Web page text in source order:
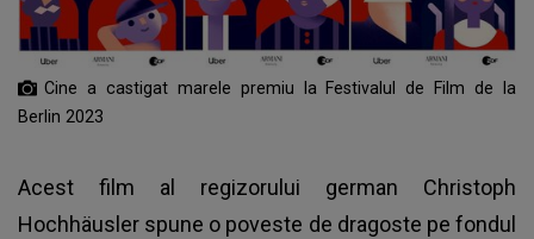
Cine a castigat marele premiu la Festivalul de Film de la
Berlin 2023
Acest film al regizorului german Christoph
Hochhäusler spune o poveste de dragoste pe fondul